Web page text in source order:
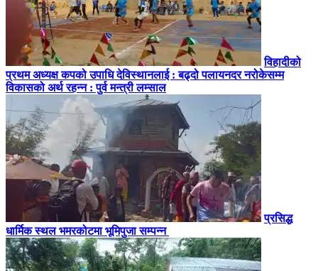
विहादीको
प्रथम अध्यक्ष कपको उपाधि देविस्थानलाई : बढ्दो पलायनदर नरोकेसम्म
विकासको अर्थ रहन्न : पुर्व मन्त्री लम्साल
प्रसिद्ध
धार्मिक स्थल भमरकोटमा भूमिपुजा सम्पन्न